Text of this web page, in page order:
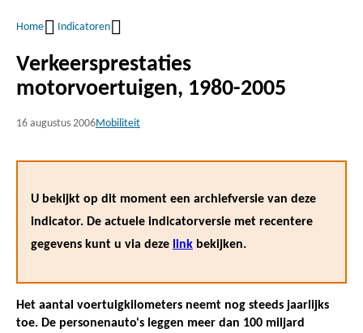
Kruimelpad
Home Indicatoren
Verkeersprestaties
motorvoertuigen, 1980-2005
16 augustus 2006Mobiliteit
U bekijkt op dit moment een archiefversie van deze
indicator. De actuele indicatorversie met recentere
gegevens kunt u via deze link bekijken.
Het aantal voertuigkilometers neemt nog steeds jaarlijks
toe. De personenauto's leggen meer dan 100 miljard